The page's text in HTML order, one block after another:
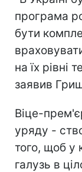
програма
бути
на їх рівні
заявив
Віце-
уряду -
того, щоб у
галузь в